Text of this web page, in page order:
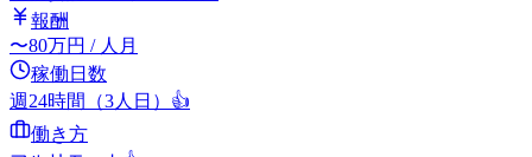
報酬
〜80万円 / 人月
稼働日数
週24時間（3人日） 👍
働き方